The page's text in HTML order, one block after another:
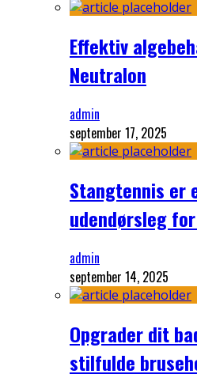
Effektiv
Neutralon
admin
september 17, 2025
Stangtennis er
udendørsleg
admin
september 14, 2025
Opgrader dit
stilfulde